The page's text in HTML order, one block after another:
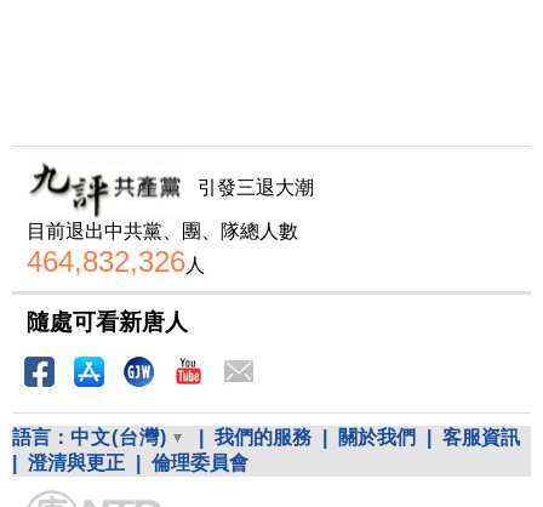
引發三退大潮
目前退出中共黨、團、隊總人數
464,832,326人
隨處可看新唐人
語言： 中文(台灣) 我們的服務 關於我們
客服資訊
澄清與更正 倫理委員會